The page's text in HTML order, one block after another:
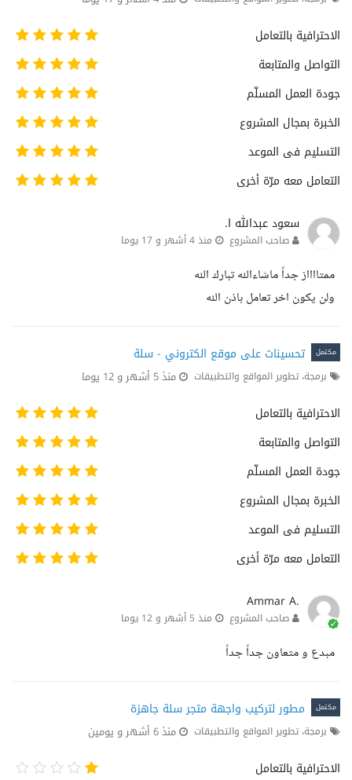
الاحترافية بالتعامل
التواصل والمتابعة
جودة العمل المسلّم
الخبرة بمجال المشروع
التسليم فى الموعد
التعامل معه مرّة أخرى
سعود عبدالله ا.
صاحب المشروع منذ 4 أشهر و 17 يوما
ممتااااز جداً ماشاءالله تبارك الله
ولن يكون اخر تعامل باذن الله
مكتمل تحسينات على موقع الكتروني - سلة
برمجة، تطوير المواقع والتطبيقات منذ 5 أشهر و 12 يوما
الاحترافية بالتعامل
التواصل والمتابعة
جودة العمل المسلّم
الخبرة بمجال المشروع
التسليم فى الموعد
التعامل معه مرّة أخرى
Ammar A.
صاحب المشروع منذ 5 أشهر و 12 يوما
مبدع و متعاون جداً جداً
مكتمل مطور لتركيب واجهة متجر سلة جاهزة
برمجة، تطوير المواقع والتطبيقات منذ 6 أشهر و يومين
الاحترافية بالتعامل